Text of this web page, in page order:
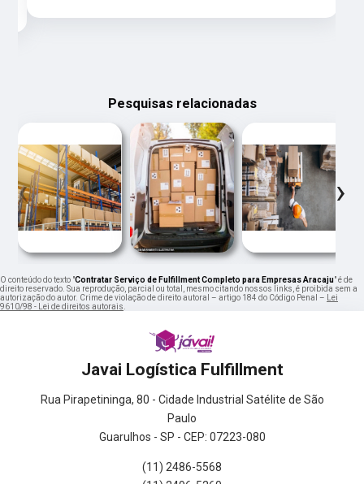
Pesquisas relacionadas
‹ ›
O conteúdo do texto "Contratar Serviço de Fulfillment Completo para Empresas Aracaju" é de
direito reservado. Sua reprodução, parcial ou total, mesmo citando nossos links, é proibida sem a
autorização do autor. Crime de violação de direito autoral – artigo 184 do Código Penal –
Lei
9610/98 - Lei de direitos autorais
Javai Logística Fulfillment
Rua Pirapetininga, 80 - Cidade Industrial Satélite de São
Paulo
Guarulhos - SP - CEP: 07223-080
(11) 2486-5568